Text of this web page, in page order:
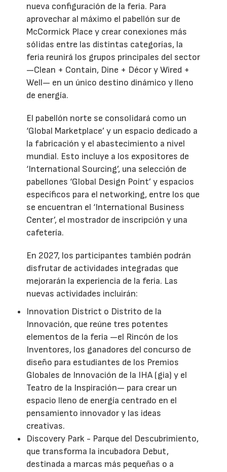
nueva configuración de la feria. Para
aprovechar al máximo el pabellón sur de
McCormick Place y crear conexiones más
sólidas entre las distintas categorías, la
feria reunirá los grupos principales del sector
—Clean + Contain, Dine + Décor y Wired +
Well— en un único destino dinámico y lleno
de energía.
El pabellón norte se consolidará como un
‘Global Marketplace’ y un espacio dedicado a
la fabricación y el abastecimiento a nivel
mundial. Esto incluye a los expositores de
‘International Sourcing’, una selección de
pabellones ‘Global Design Point’ y espacios
específicos para el networking, entre los que
se encuentran el ‘International Business
Center’, el mostrador de inscripción y una
cafetería.
En 2027, los participantes también podrán
disfrutar de actividades integradas que
mejorarán la experiencia de la feria. Las
nuevas actividades incluirán:
Innovation District o Distrito de la
Innovación, que reúne tres potentes
elementos de la feria —el Rincón de los
Inventores, los ganadores del concurso de
diseño para estudiantes de los Premios
Globales de Innovación de la IHA (gia) y el
Teatro de la Inspiración— para crear un
espacio lleno de energía centrado en el
pensamiento innovador y las ideas
creativas.
Discovery Park - Parque del Descubrimiento,
que transforma la incubadora Debut,
destinada a marcas más pequeñas o a